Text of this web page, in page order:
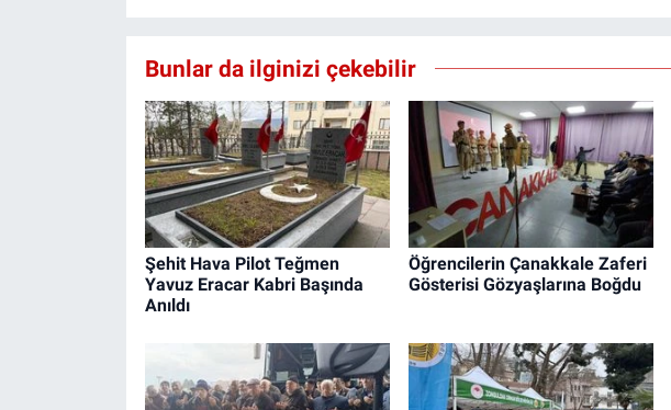
Bunlar da ilginizi çekebilir
Şehit Hava Pilot Teğmen
Yavuz Eracar Kabri Başında
Anıldı
Öğrencilerin Çanakkale Zaferi
Gösterisi Gözyaşlarına Boğdu